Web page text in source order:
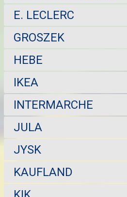
E. LECLERC
GROSZEK
HEBE
IKEA
INTERMARCHE
JULA
JYSK
KAUFLAND